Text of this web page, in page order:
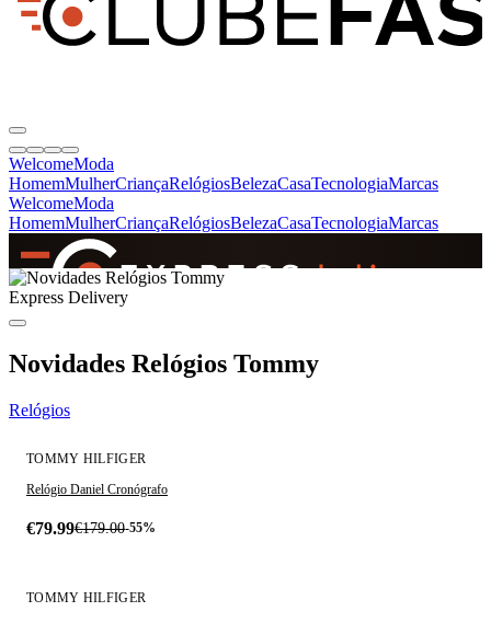
WelcomeModa
HomemMulherCriançaRelógiosBelezaCasaTecnologiaMarcas
WelcomeModa
HomemMulherCriançaRelógiosBelezaCasaTecnologiaMarcas
SINCE 2005
+de 36.000 reviews
Express Delivery
Novidades Relógios Tommy
Relógios
TOMMY HILFIGER
Relógio Daniel Cronógrafo
€79.99€179.00-55%
TOMMY HILFIGER